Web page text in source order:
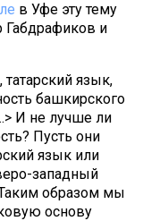
в Уфе эту тему
Габдрафиков и
язык,
башкирского
И не лучше ли
Пусть они
язык или
западный
Таким образом мы
основу